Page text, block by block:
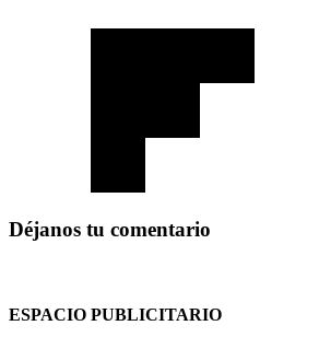
Déjanos tu comentario
ESPACIO PUBLICITARIO